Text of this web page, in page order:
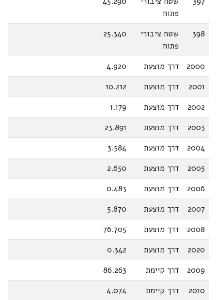
פתוח
398
שטח ציבורי
פתוח
25.340
2000 דרך מוצעת
4.920
2001
דרך מוצעת
10.212
2002
דרך מוצעת
1.179
2003
דרך מוצעת
23.891
2004
דרך מוצעת
3.584
2005
דרך מוצעת
2.650
2006
דרך מוצעת
0.483
2007
דרך מוצעת
5.870
2008
דרך מוצעת
76.705
2020
דרך מוצעת
0.342
2009
דרך קיימת
86.263
2010
דרך קיימת 4.074